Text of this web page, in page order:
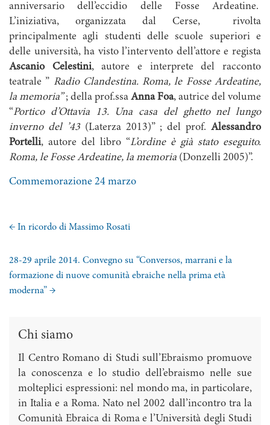
anniversario dell’eccidio delle Fosse Ardeatine.
L’iniziativa, organizzata dal Cerse, rivolta
principalmente agli studenti delle scuole superiori e
delle università, ha visto l’intervento dell’attore e regista
Ascanio Celestini, autore e interprete del racconto
teatrale ” Radio Clandestina. Roma, le Fosse Ardeatine,
la memoria”; della prof.ssa Anna Foa, autrice del volume
“Portico d’Ottavia 13. Una casa del ghetto nel lungo
inverno del ’43(Laterza 2013)” ; del prof. Alessandro
Portelli, autore del libro “L’ordine è già stato eseguito.
Roma, le Fosse Ardeatine, la memoria (Donzelli 2005)”.
Commemorazione 24 marzo
← In ricordo di Massimo Rosati
28-29 aprile 2014. Convegno su “Conversos, marrani e la
formazione di nuove comunità ebraiche nella prima età
moderna” →
Chi siamo
Il Centro Romano di Studi sull’Ebraismo promuove
la conoscenza e lo studio dell’ebraismo nelle sue
molteplici espressioni: nel mondo ma, in particolare,
in Italia e a Roma. Nato nel 2002 dall’incontro tra la
Comunità Ebraica di Roma e l’Università degli Studi